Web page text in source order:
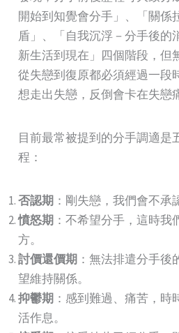
開始到知覺會分手」、「關係
盾」、「自我沉浮－分手後的
新生活到現在」四個階段，但
從失戀到復原都必須經過一段
想走出失戀，反倒會卡在失戀
目前最常被提到的分手調適是
程：
否認期：剛失戀，我們會不承
憤怒期：不希望分手，這時我
方。
討價還價期：無法排遣分手後
望維持關係。
抑鬱期：感到難過、痛苦，時
活作息。